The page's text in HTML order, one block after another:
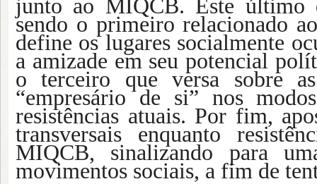
junto ao MIQCB. Este último
sendo o primeiro relacionado
define os lugares socialmente
a amizade em seu potencial
o terceiro que versa sobre
“empresário de si” nos
resistências atuais. Por fim,
transversais enquanto
MIQCB, sinalizando para
movimentos sociais, a fim de